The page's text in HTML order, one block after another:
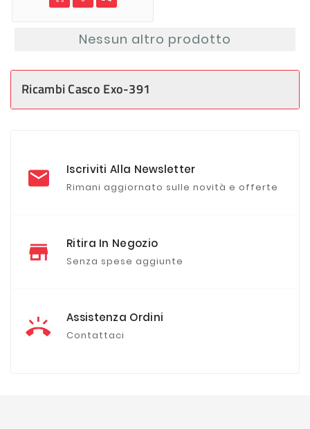
Nessun altro prodotto
Ricambi Casco Exo-391
Iscriviti Alla Newsletter
Rimani aggiornato sulle novità e offerte
Ritira In Negozio
Senza spese aggiunte
Assistenza Ordini
Contattaci